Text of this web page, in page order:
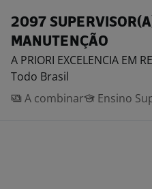
2097
MANUTENÇÃO
A PRIORI EXCELENCIA EM
Todo Brasil
A combinar
Ensino